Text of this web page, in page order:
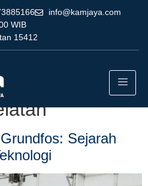
info@kamjaya.com
WIB
15412
Sejarah